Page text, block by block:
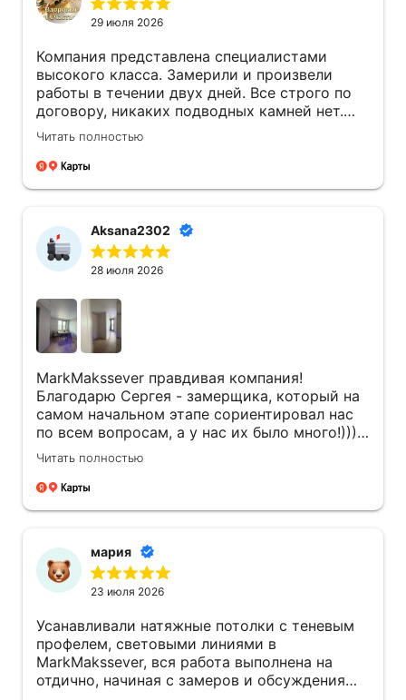
29 июля 2026
Компания представлена специалистами
высокого класса. Замерили и произвели
работы в течении двух дней. Все строго по
договору, никаких подводных камней нет.
Все объяснили на словах. Ребята вежливые,
работа сделана аккуратно.
Читать полностью
Aksana2302
28 июля 2026
MarkMakssever правдивая компания!
Благодарю Сергея - замерщика, который на
самом начальном этапе сориентировал нас
по всем вопросам, а у нас их было много!)))
Его компетентность и правильный подход
привел к заключению договора! Сергей
всегда был на связи, даже, когда задачи не
дела! Очень оперативно и качественно
работали! Всегда обсуждали где и как будут
светильники располагаться, всегда
учитывалось мое мнение , как заказчика! Так
старались соблюдать чистоту ! За собой все
убрали! Потолки очень радуют! Благодарю
всю команду принимавших участие в
процессе!
Читать полностью
мария
23 июля 2026
Усанавливали натяжные потолки с теневым
профелем, световыми линиями в
MarkMakssever, вся работа выполнена на
отдично, начиная с замеров и обсуждения